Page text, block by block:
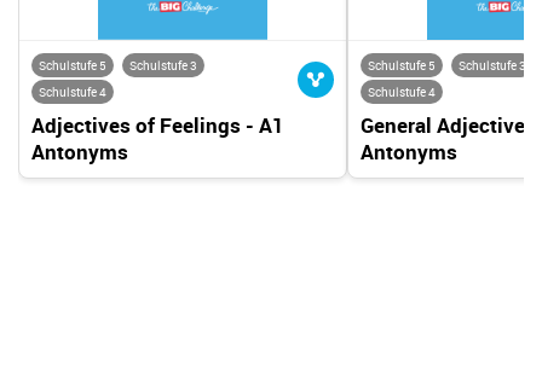
Schulstufe 5
Schulstufe 3
Schulstufe 4
Adjectives of Feelings - A1
Antonyms
Schulstufe 5
Schulstufe 3
Schulstufe 4
General Adjectives
Antonyms